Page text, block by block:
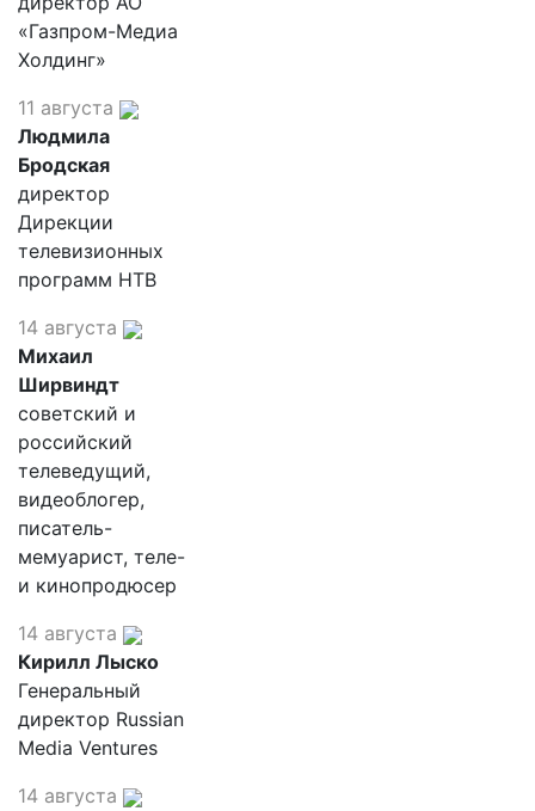
«Газпром-Медиа
Холдинг»
11 августа
Людмила
Бродская
директор
Дирекции
телевизионных
программ НТВ
14 августа
Михаил
Ширвиндт
советский и
российский
телеведущий,
видеоблогер,
писатель-
мемуарист, теле-
и кинопродюсер
14 августа
Кирилл Лыско
Генеральный
директор Russian
Media Ventures
14 августа